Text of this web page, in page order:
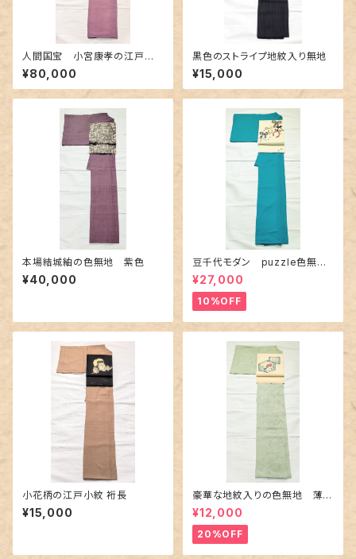
人間国宝 小宮康孝の江戸小
紋 青海波
¥80,000
黒色のストライプ地紋入り無地
¥15,000
本場結城紬の色無地 紫色
¥40,000
豆千代モダン puzzle色無地
ターコイズ
¥27,000
10%OFF
小花柄の江戸小紋 裄長
¥15,000
豪華な地紋入りの色無地 薄緑
色
¥12,000
20%OFF